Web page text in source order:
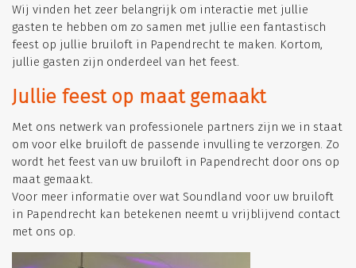
Wij vinden het zeer belangrijk om interactie met jullie
gasten te hebben om zo samen met jullie een fantastisch
feest op jullie bruiloft in Papendrecht te maken. Kortom,
jullie gasten zijn onderdeel van het feest.
Jullie feest op maat gemaakt
Met ons netwerk van professionele partners zijn we in staat
om voor elke bruiloft de passende invulling te verzorgen. Zo
wordt het feest van uw bruiloft in Papendrecht door ons op
maat gemaakt.
Voor meer informatie over wat Soundland voor uw bruiloft
in Papendrecht kan betekenen neemt u vrijblijvend contact
met ons op.